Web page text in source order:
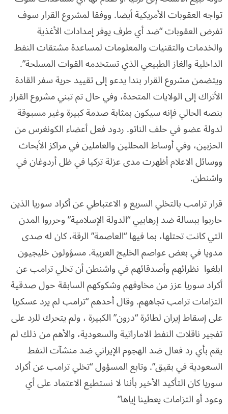
تواجه العقوبات الأمريكية أيضا. ووفقا لمشروع القرار سوف
تفرض العقوبات “ضد أي طرف يوفر إمدادات الأغذية
والخدمات والتقنيات والمعلومات لمساعدة مشتقات النفط
الداخلية والغاز الطبيعي الذي تستخدمه القوات المسلحة”.
ويتضمن مشروع القرار بندا يدعو إلى تقييد حرية سفر القادة
الأتراك إلى الولايات المتحدة، وفي حال تم تبني مشروع القرار
بنصه الحالي فإنه سيكون بمثابة صدمة كبيرة وغير مسبوقة
لدولة عضو في حلف الناتو. ردود فعل أعضاء الكونغرس من
الحزبين، وفي أوساط المحللين والعاملين في مراكز الأبحاث
ووسائل الاعلام أظهرت مدى عزلة تركيا في ظل أردوغان في
واشنطن.
قرار ترامب بالتخلي السريع و الاعتباطي عن أكراد سوريا الذين
حاربوا ببسالة ضد إرهابيي “الدولة الإسلامية” وحرروا المدن
التي كانت تحتلها، بما فيها “العاصمة” الرقة، كان له صدى
مدويا في بعض عواصم الخليج العربية. مسؤولون خليجيون
ابلغوا نظرائهم وأصدقائهم في واشنطن أن تخلي ترامب عن
أكراد سوريا عزز من مخاوفهم وشكوكهم السابقة حول صدقية
التزامات ترامب تجاههم. وقال أحدهم “ترامب لم يرد عسكريا
على إسقاط إيران لطائرة “درون” الكبيرة ، ولم يتحرك للرد على
تفجير ناقلات النفط الاماراتية والسعودية، والأهم من ذلك لم
يقم بأي رد فعال ضد الهجوم الإيراني ضد منشآت النفط
السعودية في بقيق”. وتابع المسؤول “تخلي ترامب عن أكراد
سوريا كان التأكيد الأخير بأننا لا نستطيع الاعتماد على أي
وعود أو التزامات يعطينا إياها”